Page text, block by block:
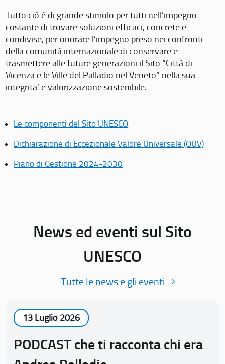
Tutto ciò è di grande stimolo per tutti nell’impegno
costante di trovare soluzioni efficaci, concrete e
condivise, per onorare l’impegno preso nei confronti
della comunità internazionale di conservare e
trasmettere alle future generazioni il Sito “Città di
Vicenza e le Ville del Palladio nel Veneto” nella sua
integrita’ e valorizzazione sostenibile.
Le componenti del Sito UNESCO
Dichiarazione di Eccezionale Valore Universale (OUV)
Piano di Gestione 2024-2030
News ed eventi sul Sito
UNESCO
Tutte le news e gli eventi
13 Luglio 2026
PODCAST che ti racconta chi era